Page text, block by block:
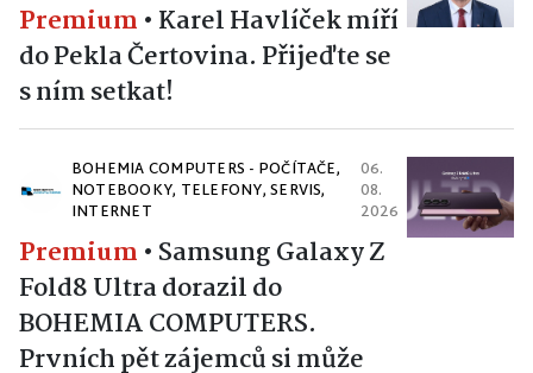
Premium • Karel Havlíček míří
do Pekla Čertovina. Přijeďte se
s ním setkat!
BOHEMIA COMPUTERS - POČÍTAČE,
NOTEBOOKY, TELEFONY, SERVIS,
INTERNET
06.
08.
2026
Premium • Samsung Galaxy Z
Fold8 Ultra dorazil do
BOHEMIA COMPUTERS.
Prvních pět zájemců si může